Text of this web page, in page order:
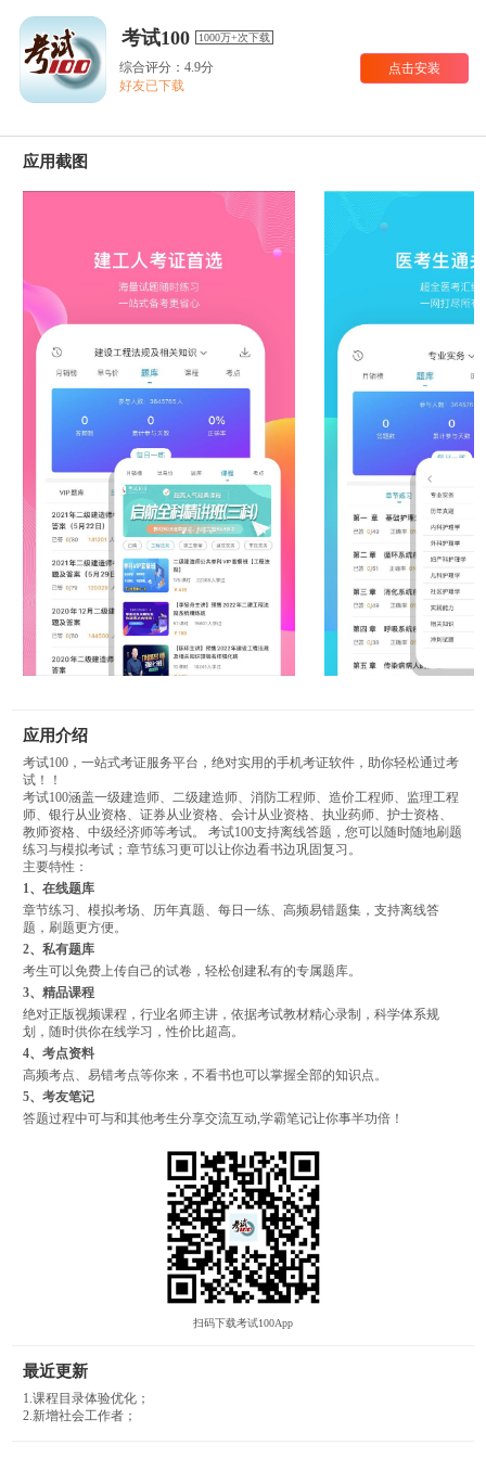
考试100 1000万+次下载
综合评分：4.9分
好友已下载
点击安装
应用截图
应用介绍
考试100，一站式考证服务平台，绝对实用的手机考证软件，助你轻松通过考
试！！
考试100涵盖一级建造师、二级建造师、消防工程师、造价工程师、监理工程
师、银行从业资格、证券从业资格、会计从业资格、执业药师、护士资格、
教师资格、中级经济师等考试。 考试100支持离线答题，您可以随时随地刷题
练习与模拟考试；章节练习更可以让你边看书边巩固复习。
主要特性：
1、在线题库
章节练习、模拟考场、历年真题、每日一练、高频易错题集，支持离线答
题，刷题更方便。
2、私有题库
考生可以免费上传自己的试卷，轻松创建私有的专属题库。
3、精品课程
绝对正版视频课程，行业名师主讲，依据考试教材精心录制，科学体系规
划，随时供你在线学习，性价比超高。
4、考点资料
高频考点、易错考点等你来，不看书也可以掌握全部的知识点。
5、考友笔记
答题过程中可与和其他考生分享交流互动,学霸笔记让你事半功倍！
扫码下载考试100App
最近更新
1.课程目录体验优化；
2.新增社会工作者；